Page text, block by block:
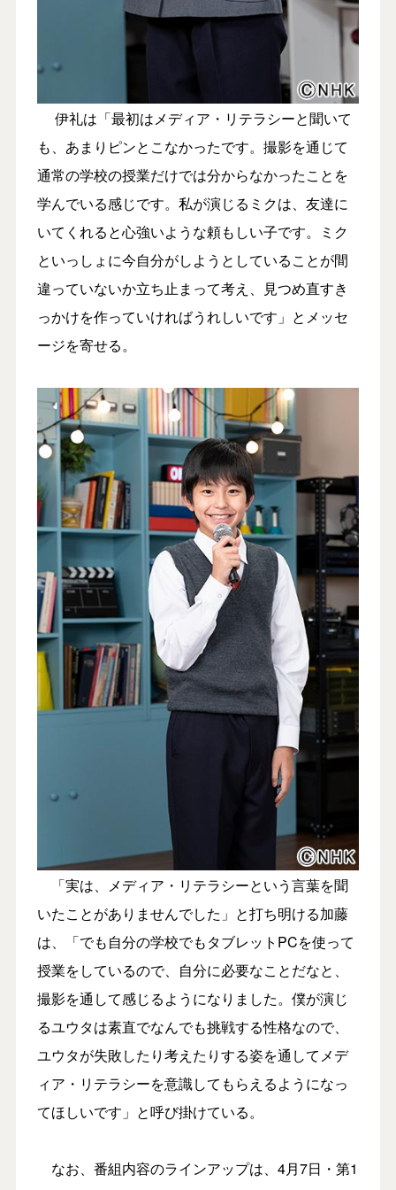
伊礼は「最初はメディア・リテラシーと聞いて
も、あまりピンとこなかったです。撮影を通じて
通常の学校の授業だけでは分からなかったことを
学んでいる感じです。私が演じるミクは、友達に
いてくれると心強いような頼もしい子です。ミク
といっしょに今自分がしようとしていることが間
違っていないか立ち止まって考え、見つめ直すき
っかけを作っていければうれしいです」とメッセ
ージを寄せる。
「実は、メディア・リテラシーという言葉を聞
いたことがありませんでした」と打ち明ける加藤
は、「でも自分の学校でもタブレットPCを使って
授業をしているので、自分に必要なことだなと、
撮影を通して感じるようになりました。僕が演じ
るユウタは素直でなんでも挑戦する性格なので、
ユウタが失敗したり考えたりする姿を通してメデ
ィア・リテラシーを意識してもらえるようになっ
てほしいです」と呼び掛けている。
なお、番組内容のラインアップは、4月7日・第1